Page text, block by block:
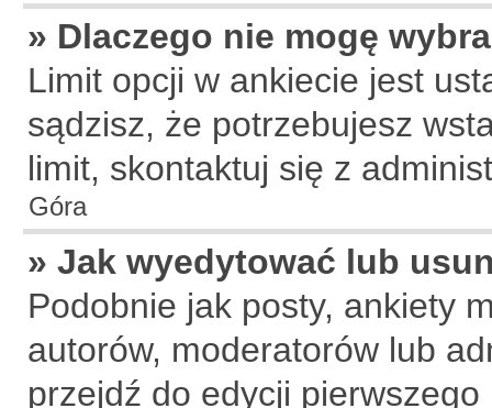
» Dlaczego nie mogę
Limit opcji w ankiecie jest
sądzisz, że potrzebujesz
limit, skontaktuj się z
Góra
» Jak wyedytować lub
Podobnie jak posty, ankiety
autorów, moderatorów lub
przejdź do edycji